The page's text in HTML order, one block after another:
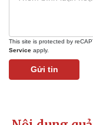
This site is protected by
Service apply.
Gửi tin